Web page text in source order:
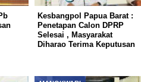
Kesbangpol Papua Barat :
Penetapan Calon DPRP
Selesai , Masyarakat
Diharao Terima Keputusan